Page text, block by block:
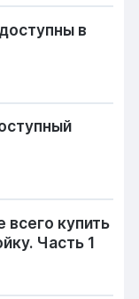
в
купить
Часть 1